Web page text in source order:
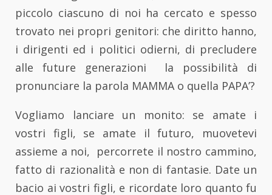
piccolo ciascuno di noi ha cercato e spesso
trovato nei propri genitori: che diritto hanno,
i dirigenti ed i politici odierni, di precludere
alle future generazioni la possibilità di
pronunciare la parola MAMMA o quella PAPA’?
Vogliamo lanciare un monito: se amate i
vostri figli, se amate il futuro, muovetevi
assieme a noi, percorrete il nostro cammino,
fatto di razionalità e non di fantasie. Date un
bacio ai vostri figli, e ricordate loro quanto fu